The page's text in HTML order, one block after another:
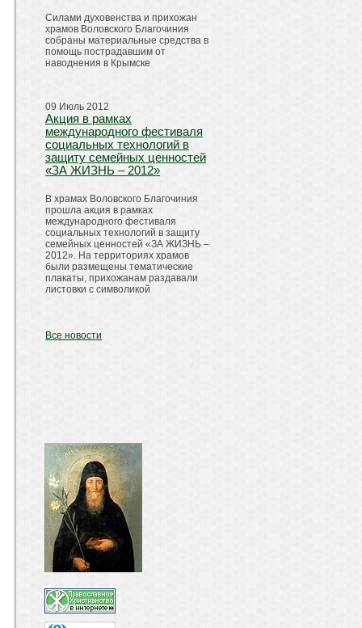
Силами духовенства и прихожан
храмов Воловского Благочиния
собраны материальные средства в
помощь пострадавшим от
наводнения в Крымске
09 Июль 2012
Акция в рамках
международного фестиваля
социальных технологий в
защиту семейных ценностей
«ЗА ЖИЗНЬ – 2012»
В храмах Воловского Благочиния
прошла акция в рамках
международного фестиваля
социальных технологий в защиту
семейных ценностей «ЗА ЖИЗНЬ –
2012». На территориях храмов
были размещены тематические
плакаты, прихожанам раздавали
листовки с символикой
Все новости